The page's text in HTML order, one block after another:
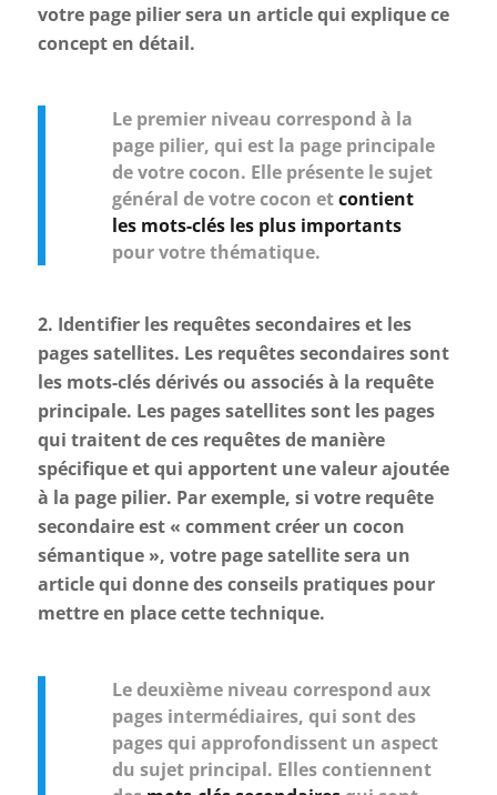
votre page pilier sera un article qui explique ce
concept en détail.
Le premier niveau correspond à la
page pilier, qui est la page principale
de votre cocon. Elle présente le sujet
général de votre cocon etcontient
les mots-clés les plus importants
pour votre thématique.
2. Identifier les requêtes secondaires et les
pages satellites. Les requêtes secondaires sont
les mots-clés dérivés ou associés à la requête
principale. Les pages satellites sont les pages
qui traitent de ces requêtes de manière
spécifique et qui apportent une valeur ajoutée
à la page pilier. Par exemple, si votre requête
secondaire est « comment créer un cocon
sémantique », votre page satellite sera un
article qui donne des conseils pratiques pour
mettre en place cette technique.
Le deuxième niveau correspond aux
pages intermédiaires, qui sont des
pages qui approfondissent un aspect
du sujet principal. Elles contiennent